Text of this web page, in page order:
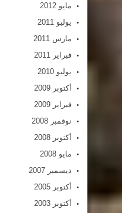
مايو 2012
يوليو 2011
مارس 2011
فبراير 2011
يوليو 2010
أكتوبر 2009
فبراير 2009
نوفمبر 2008
أكتوبر 2008
مايو 2008
ديسمبر 2007
أكتوبر 2005
أكتوبر 2003